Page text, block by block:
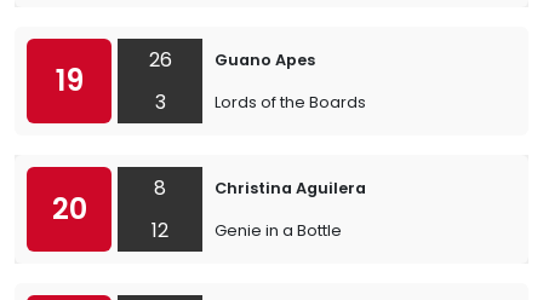
19
26
3
Guano Apes
Lords of the Boards
20
8
12
Christina Aguilera
Genie in a Bottle